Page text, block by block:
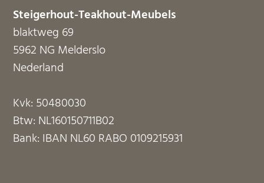
Steigerhout-Teakhout-Meubels
blaktweg 69
5962 NG Melderslo
Nederland
Kvk: 50480030
Btw: NL160150711B02
Bank: IBAN NL60 RABO 0109215931